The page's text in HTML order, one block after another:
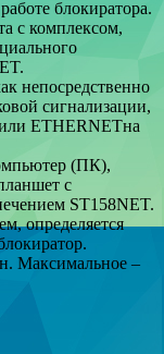
блокиратора.
с комплексом,
непосредственно
сигнализации,
ETHERNETна
(ПК),
с
ST158NET.
определяется
Максимальное –